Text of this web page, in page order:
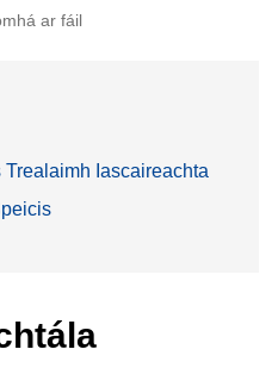
ar fáil
Iascaireachta